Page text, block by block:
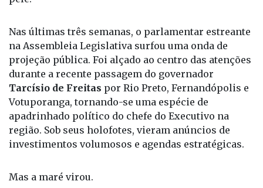
verdadeiro — e o deputado estadual
pele.
Nas últimas três semanas, o parlamentar estreante
na Assembleia Legislativa surfou uma onda de
projeção pública. Foi alçado ao centro das atenções
durante a recente passagem do governador
Tarcísio de Freitaspor Rio Preto, Fernandópolis e
Votuporanga, tornando-se uma espécie de
apadrinhado político do chefe do Executivo na
investimentos volumosos e agendas estratégicas.